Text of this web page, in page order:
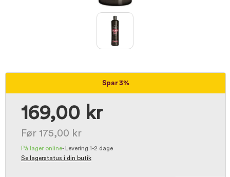
Spar 3%
169,00 kr
Før 175,00 kr
På lager online-
Levering 1-2 dage
Se lagerstatus i din butik